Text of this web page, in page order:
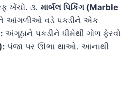
ખેંચો. ૩. માર્બલ પિકિંગ (Marble
આંગળીઓ વડે પકડીને એક
અંગૂઠાને પકડીને ધીમેથી ગોળ ફેરવો
પંજા પર ઊભા થાઓ. આનાથી